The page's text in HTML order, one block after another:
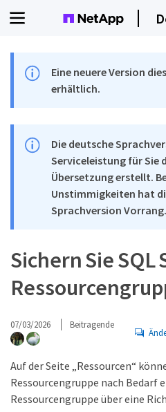
Eine neuere Version
erhältlich.
Die deutsche
Serviceleistung für Sie
Übersetzung erstellt.
Unstimmigkeiten hat
Sprachversion Vorrang.
Sichern Sie SQL
07/03/2026 Beitragende
Auf der Seite „Ressourcen“
Ressourcengruppe nach Bedarf
Ressourcengruppe über eine